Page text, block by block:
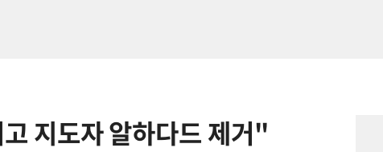
지도자 알하다드 제거"